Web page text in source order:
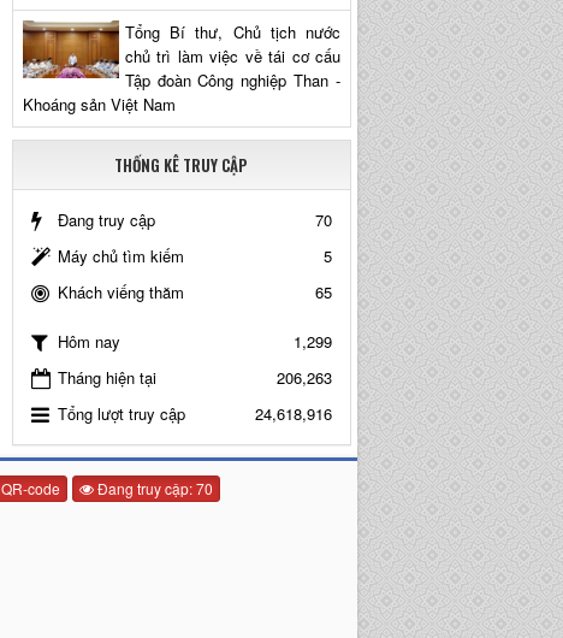
Tổng Bí thư, Chủ tịch nước
chủ trì làm việc về tái cơ cấu
Tập đoàn Công nghiệp Than -
Khoáng sản Việt Nam
THỐNG KÊ TRUY CẬP
Đang truy cập
70
Máy chủ tìm kiếm
5
Khách viếng thăm
65
Hôm nay
1,299
Tháng hiện tại
206,263
Tổng lượt truy cập
24,618,916
QR-code Đang truy cập: 70